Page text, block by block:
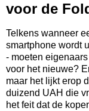
voor de
Telkens wanneer
smartphone wordt
- moeten
voor het nieuwe?
maar het lijkt erop
duizend UAH die
het feit dat de